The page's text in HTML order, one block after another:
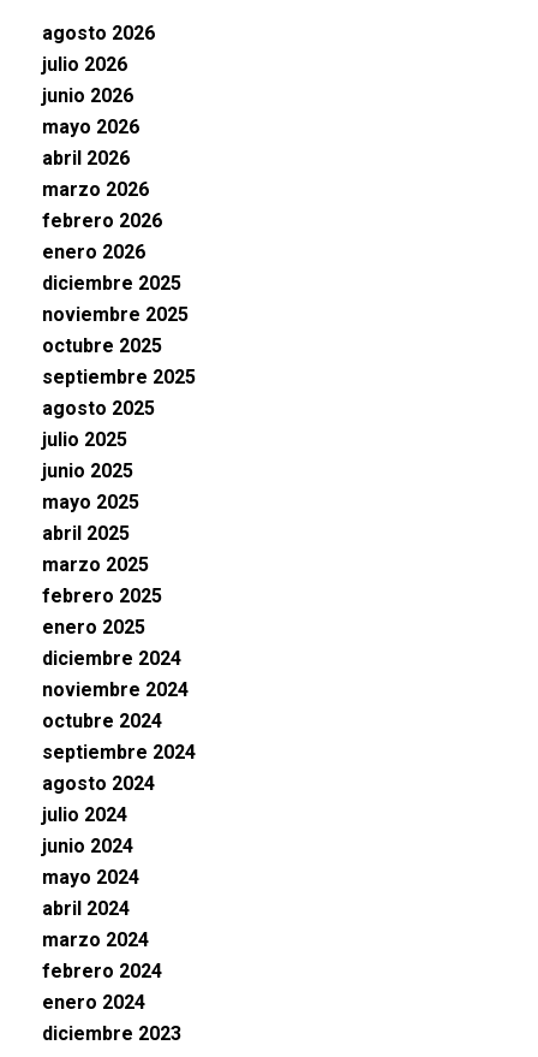
agosto 2026
julio 2026
junio 2026
mayo 2026
abril 2026
marzo 2026
febrero 2026
enero 2026
diciembre 2025
noviembre 2025
octubre 2025
septiembre 2025
agosto 2025
julio 2025
junio 2025
mayo 2025
abril 2025
marzo 2025
febrero 2025
enero 2025
diciembre 2024
noviembre 2024
octubre 2024
septiembre 2024
agosto 2024
julio 2024
junio 2024
mayo 2024
abril 2024
marzo 2024
febrero 2024
enero 2024
diciembre 2023